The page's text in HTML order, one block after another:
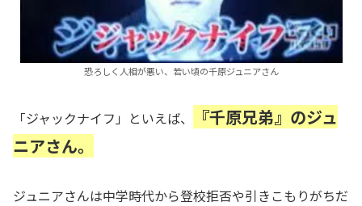
恐ろしく人相が悪い、若い頃の千原ジュニアさん
「ジャックナイフ」といえば、
『千原兄弟』のジュ
ニアさん。
ジュニアさんは中学時代から登校拒否や引きこもりがちだ